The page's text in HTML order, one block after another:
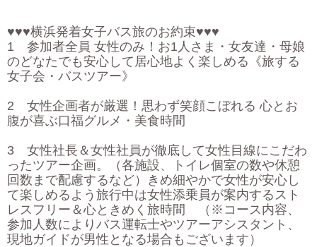
♥♥♥横浜発着女子バス旅のお約束♥♥♥
1 参加者全員 女性のみ！お1人さま・女友達・母娘
のどなたでも安心して居心地よく楽しめる《旅する
女子会・バスツアー》
2 女性企画者が厳選！思わず笑顔こぼれる 心とお
腹が喜ぶ口福グルメ・美食時間
3 女性社長＆女性社員が徹底して女性目線にこだわ
ったツアー企画。（各施設、トイレ個室の数や休憩
回数まで配慮するなど）きめ細やかで女性が安心し
て楽しめるよう旅行中は女性添乗員が案内するスト
レスフリー＆心ときめく旅時間 （※コース内容、
参加人数によりバス運転士やツアーアシスタント、
現地ガイドが男性となる場合もございます）